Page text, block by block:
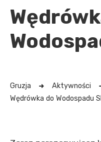
Gruzja Aktywności
Wędrówka do Wodospadu